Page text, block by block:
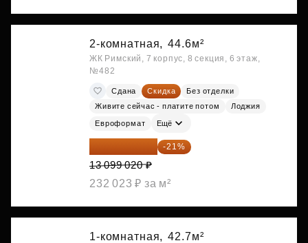
2-комнатная, 44.6м²
ЖК Римский, 7 корпус, 8 секция, 6 этаж,
№482
Сдана Скидка
Без отделки
Живите сейчас - платите потом
Лоджия
Евроформат Ещё
10 348 226 ₽ -21%
13 099 020 ₽
232 023 ₽ за м²
1-комнатная, 42.7м²